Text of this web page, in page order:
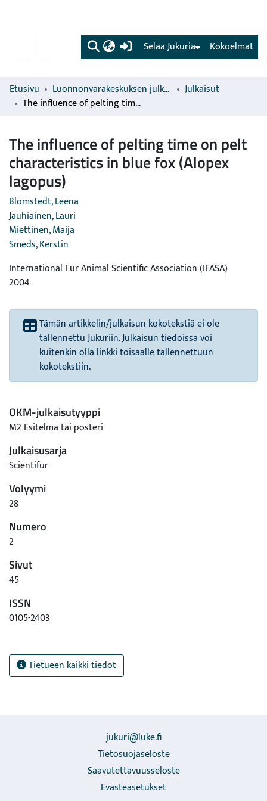
(current) Kokoelmat
Selaa Jukuria
Etusivu Luonnonvarakeskuksen julkaisut
Julkaisut
The influence of pelting time on pelt characteristics in blue fox (Alopex lagopus)
The influence of pelting time on pelt
characteristics in blue fox (Alopex
lagopus)
Blomstedt, Leena
Jauhiainen, Lauri
Miettinen, Maija
Smeds, Kerstin
International Fur Animal Scientific Association (IFASA)
2004
Tämän artikkelin/julkaisun kokotekstiä ei ole
tallennettu Jukuriin. Julkaisun tiedoissa voi
kuitenkin olla linkki toisaalle tallennettuun
kokotekstiin.
OKM-julkaisutyyppi
M2 Esitelmä tai posteri
Julkaisusarja
Scientifur
Volyymi
28
Numero
2
Sivut
45
ISSN
0105-2403
Tietueen kaikki tiedot
jukuri@luke.fi
Tietosuojaseloste
Saavutettavuusseloste
Evästeasetukset